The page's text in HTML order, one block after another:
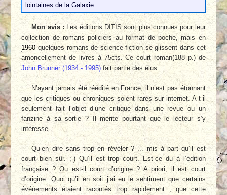
lointaines de la Galaxie.
Mon avis : Les éditions DITIS sont plus connues pour leur
collection de romans policiers au format de poche, mais en
1960 quelques romans de science-fiction se glissent dans cet
amoncellement de livres à 75cts. Ce court roman(188 p.) de
John Brunner (1934 - 1995) fait partie des élus.
N’ayant jamais été réédité en France, il n’est pas étonnant
que les critiques ou chroniques soient rares sur internet. A-t-il
seulement fait l’objet d’une critique dans une revue ou un
fanzine à sa sortie ? Il mérite pourtant que le lecteur s’y
intéresse.
Qu’en dire sans trop en révéler ? ... mis à part qu’il est
court bien sûr. ;-) Qu’il est trop court. Est-ce du à l’édition
française ? Ou est-il court d’origine ? A priori, il est court
d’origine. Quoi qu’il en soit j’ai eu le sentiment que certains
événements étaient racontés trop rapidement ; que cette